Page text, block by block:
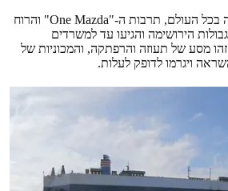
כיוון שהחברה התפתחה בכל העולם, תרבות ה-"One Mazda" והרוח
הירושימה והגיעו עד למשרדים
מסע של תעוזה והרפתקה, והמכוניות של
ויגרמו לדופק לעלות.